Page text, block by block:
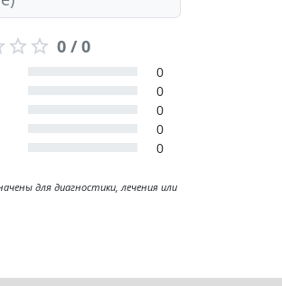
0 / 0
0
0
0
0
0
для диагностики, лечения или